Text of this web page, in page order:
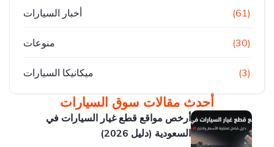
أخبار السيارات (61)
منوعات (30)
ميكانيكا السيارات (3)
أحدث مقالات سوق السيارات
أرخص مواقع قطع غيار السيارات في
السعودية (دليل 2026)